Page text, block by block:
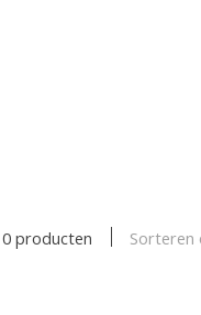
0 producten Sorteren